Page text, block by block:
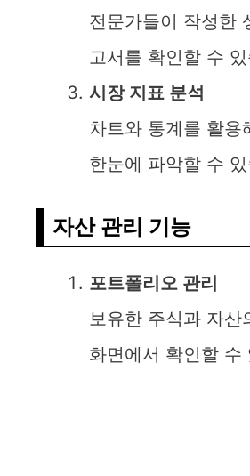
전문가들이 작성한
고서를 확인할 수
시장 지표 분석
차트와 통계를 활용
한눈에 파악할 수
자산 관리 기능
포트폴리오 관리
보유한 주식과 자산
화면에서 확인할 수